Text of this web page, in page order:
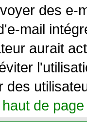
des e-
mail
aurait
des
de page